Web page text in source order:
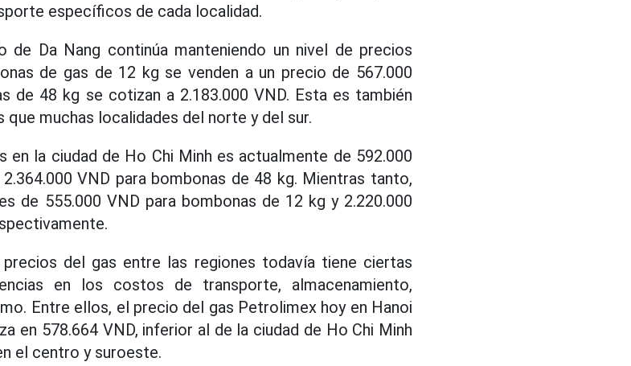
específicos de cada localidad.
de Da Nang continúa manteniendo un nivel de precios
de gas de 12 kg se venden a un precio de 567.000
de 48 kg se cotizan a 2.183.000 VND. Esta es también
que muchas localidades del norte y del sur.
en la ciudad de Ho Chi Minh es actualmente de 592.000
VND para bombonas de 48 kg. Mientras tanto,
de 555.000 VND para bombonas de 12 kg y 2.220.000
del gas entre las regiones todavía tiene ciertas
en los costos de transporte, almacenamiento,
Entre ellos, el precio del gas Petrolimex hoy en Hanoi
en 578.664 VND, inferior al de la ciudad de Ho Chi Minh
el centro y suroeste.